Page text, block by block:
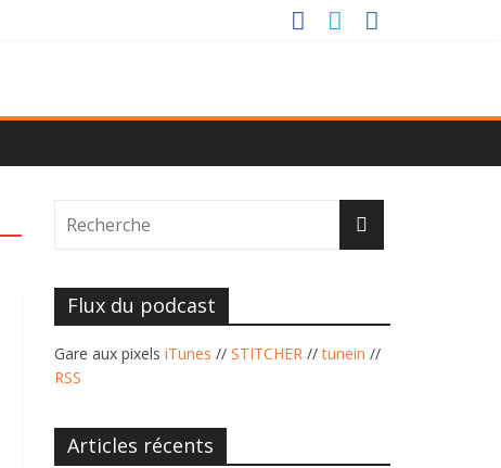
Flux du podcast
Gare aux pixels iTunes // STITCHER //tunein //
RSS
Articles récents